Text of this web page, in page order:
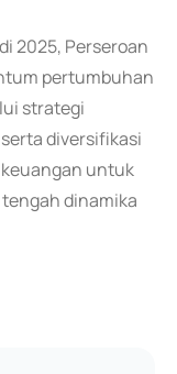
2025, Perseroan
pertumbuhan
strategi
diversifikasi
untuk
dinamika